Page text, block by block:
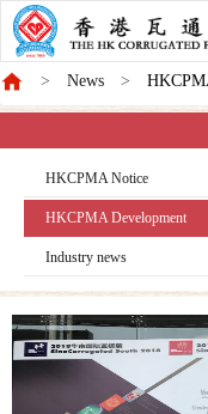
News
HKCPMA Notice
HKCPMA Development
Industry news